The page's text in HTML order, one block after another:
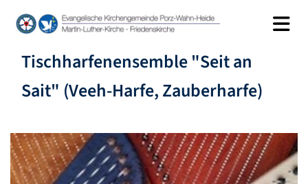
Tischharfenensemble "Seit an
Sait" (Veeh-Harfe, Zauberharfe)